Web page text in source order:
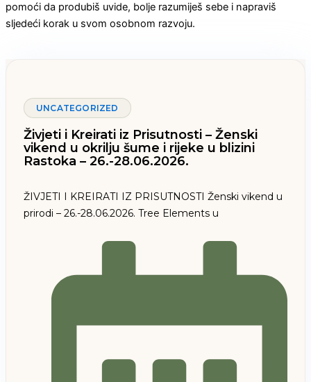
pomoći da produbiš uvide, bolje razumiješ sebe i napraviš
sljedeći korak u svom osobnom razvoju.
UNCATEGORIZED
Živjeti i Kreirati iz Prisutnosti – Ženski
vikend u okrilju šume i rijeke u blizini
Rastoka – 26.-28.06.2026.
ŽIVJETI I KREIRATI IZ PRISUTNOSTI Ženski vikend u
prirodi – 26.-28.06.2026. Tree Elements u